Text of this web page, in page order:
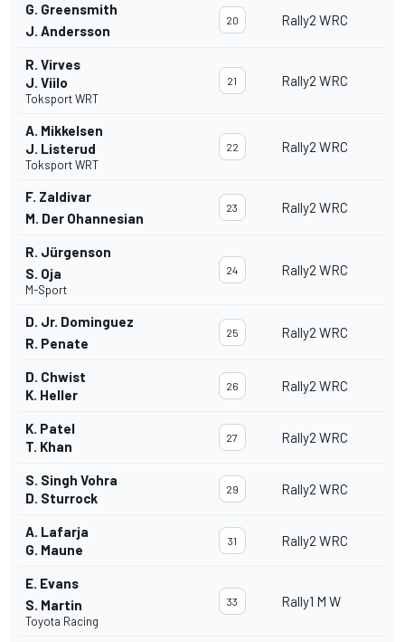
G. Greensmith
J. Andersson
20 Rally2 WRC
R. Virves
J. Viilo
Toksport WRT
21 Rally2 WRC
A. Mikkelsen
J. Listerud
Toksport WRT
22 Rally2 WRC
F. Zaldivar
M. Der Ohannesian
23 Rally2 WRC
R. Jürgenson
S. Oja
M-Sport
24 Rally2 WRC
D. Jr. Dominguez
R. Penate
25 Rally2 WRC
D. Chwist
K. Heller
26 Rally2 WRC
K. Patel
T. Khan
27 Rally2 WRC
S. Singh Vohra
D. Sturrock
29 Rally2 WRC
A. Lafarja
G. Maune
31 Rally2 WRC
E. Evans
S. Martin
Toyota Racing
33 Rally1 M W